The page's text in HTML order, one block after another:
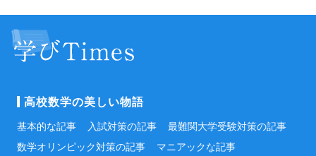
高校数学の美しい物語
基本的な記事 入試対策の記事
最難関大学受験対策の記事
数学オリンピック対策の記事
マニアックな記事